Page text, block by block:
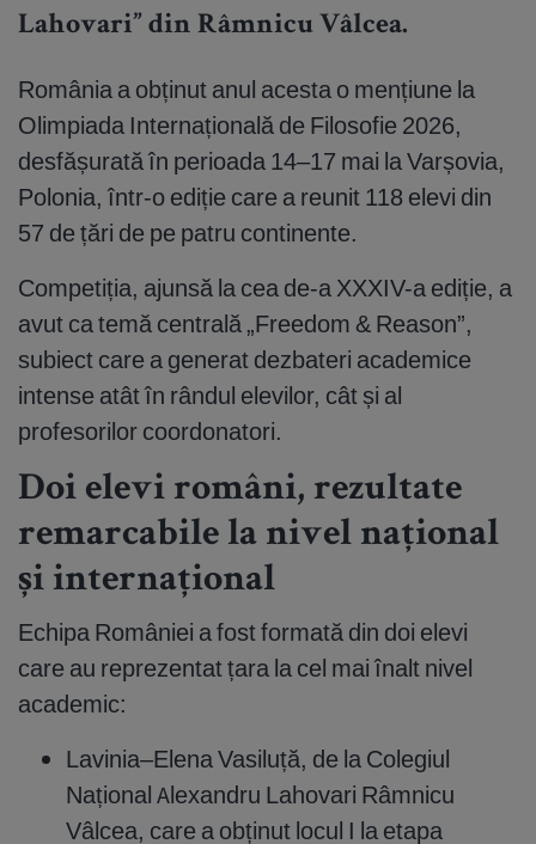
Lahovari” din Râmnicu Vâlcea.
România a obținut anul acesta o mențiune la
Olimpiada Internațională de Filosofie 2026,
desfășurată în perioada 14–17 mai la Varșovia,
Polonia, într-o ediție care a reunit 118 elevi din
57 de țări de pe patru continente.
Competiția, ajunsă la cea de-a XXXIV-a ediție, a
avut ca temă centrală „Freedom & Reason”,
subiect care a generat dezbateri academice
intense atât în rândul elevilor, cât și al
profesorilor coordonatori.
Doi elevi români, rezultate
remarcabile la nivel național
și internațional
Echipa României a fost formată din doi elevi
care au reprezentat țara la cel mai înalt nivel
academic:
Lavinia–Elena Vasiluță, de la Colegiul
Național Alexandru Lahovari Râmnicu
Vâlcea, care a obținut locul I la etapa